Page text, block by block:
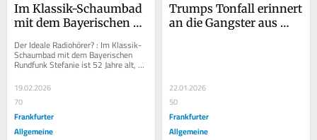
Im Klassik-Schaumbad
mit dem Bayerischen
Der Ideale Radiohörer? : Im Klassik-
Schaumbad mit dem Bayerischen
Rundfunk Stefanie ist 52 Jahre alt,
Grafikdesignerin und eine Kunstfigur.
Der...
19.02.2026
70
Frankfurter
Allgemeine
Trumps Tonfall erinnert
an die Gangster aus
22.01.2026
50
Frankfurter
Allgemeine